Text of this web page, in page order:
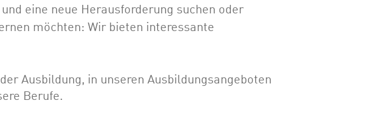
eine neue Herausforderung suchen oder
möchten: Wir bieten interessante
Ausbildung, in unseren Ausbildungsangeboten
Berufe.